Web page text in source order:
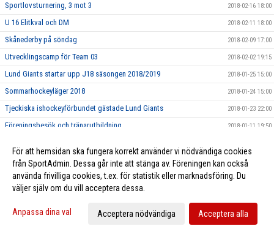
Sportlovsturnering, 3 mot 3 2018-02-16 18:00
U 16 Elitkval och DM 2018-02-11 18:00
Skånederby på söndag 2018-02-09 17:00
Utvecklingscamp för Team 03 2018-02-02 19:15
Lund Giants startar upp J18 säsongen 2018/2019 2018-01-25 15:00
Sommarhockeyläger 2018 2018-01-24 15:00
Tjeckiska ishockeyförbundet gästade Lund Giants 2018-01-23 22:00
Föreningsbesök och tränarutbildning 2018-01-11 19:50
Idrottsmedicinskt Centrum Malmö - Ny partner till Giants 2018-01-05 08:17
Kevin Munge ansluter till Giants 2018-01-03 12:03
God Jul från Lund Giants
Nyhetsbrev December 2017-12-22 00:50
För att hemsidan ska fungera korrekt använder vi nödvändiga cookies
från SportAdmin. Dessa går inte att stänga av. Föreningen kan också
använda frivilliga cookies, t.ex. för statistik eller marknadsföring. Du
väljer själv om du vill acceptera dessa.
Anpassa dina val Acceptera nödvändiga Acceptera alla